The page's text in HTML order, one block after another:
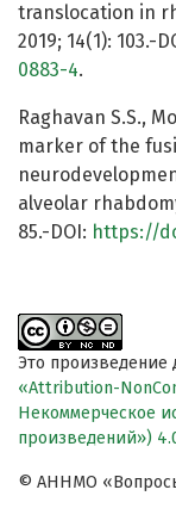
translocation in
2019; 14(1): 103.-
0883-4.
Raghavan S.S.,
marker of the
alveolar
85.-DOI: https://
Это произведение
«Attribution-
Некоммерческое
произведений»)
© АННМО «Вопросы